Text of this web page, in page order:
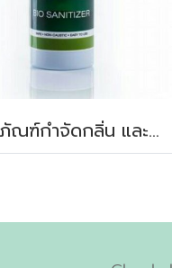
ผลิตภัณฑ์กำจัดกลิ่น และสลายกากสิ่งปฎิกูลในบ่อเกรอะ 250 มล.